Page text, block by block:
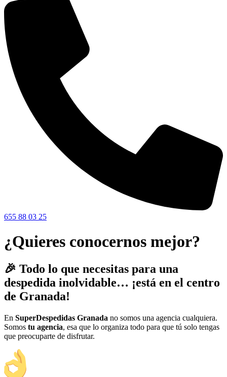
655 88 03 25
¿Quieres conocernos mejor?
🎉 Todo lo que necesitas para una
despedida inolvidable… ¡está en el centro
de Granada!
En SuperDespedidas Granada no somos una agencia cualquiera.
Somos tu agencia, esa que lo organiza todo para que tú solo tengas
que preocuparte de disfrutar.